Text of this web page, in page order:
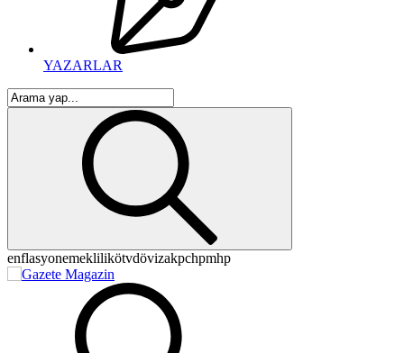
YAZARLAR
enflasyonemeklilikötvdövizakpchpmhp